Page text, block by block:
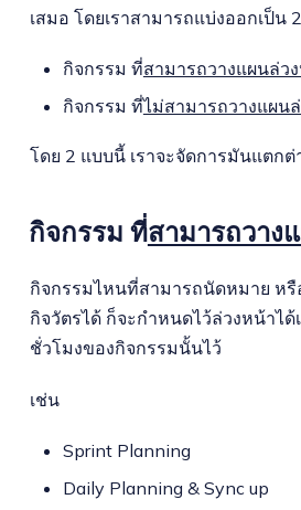
เสมอ โดยเราสามารถแบ่งออกเป็น
กิจกรรม ที่สามารถวางแผนล่ว
กิจกรรม ที่ไม่สามารถวางแผน
โดย 2 แบบนี้ เราจะจัดการมันแตกต่
กิจกรรม ที่สามารถวาง
กิจกรรมไหนที่สามารถนัดหมาย หรื
กิจวัตรได้ ก็จะกำหนดไว้ล่วงหน้าได้
ชั่วโมงของกิจกรรมนั้นไว้
เช่น
Sprint Planning
Daily Planning & Sync up